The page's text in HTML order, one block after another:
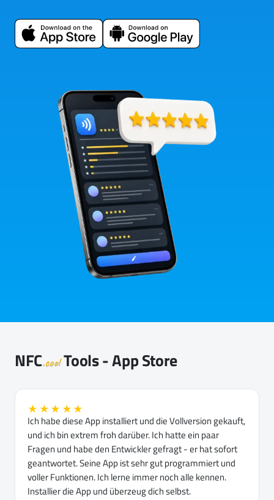
NFC.coolTools - App Store
★★★★★
Ich habe diese App installiert und die Vollversion gekauft,
und ich bin extrem froh darüber. Ich hatte ein paar
Fragen und habe den Entwickler gefragt - er hat sofort
geantwortet. Seine App ist sehr gut programmiert und
voller Funktionen. Ich lerne immer noch alle kennen.
Installier die App und überzeug dich selbst.